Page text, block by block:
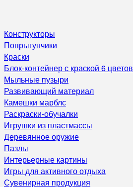
Конструкторы
Попрыгунчики
Краски
Блок-контейнер с краской 6 цветов
Мыльные пузыри
Развивающий материал
Камешки марблс
Раскраски-обучалки
Игрушки из пластмассы
Деревянное оружие
Пазлы
Интерьерные картины
Игры для активного отдыха
Сувенирная продукция